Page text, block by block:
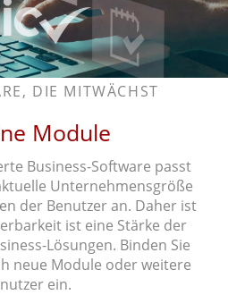
DIE MITWÄCHST
Module
Business-Software passt
Unternehmensgröße
der Benutzer an. Daher ist
ist eine Stärke der
Lösungen. Binden Sie
neue Module oder weitere
ein.